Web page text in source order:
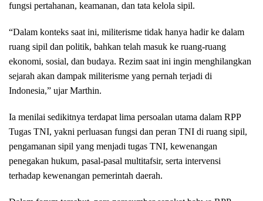
fungsi pertahanan, keamanan, dan tata kelola sipil.
“Dalam konteks saat ini, militerisme tidak hanya hadir ke dalam
ruang sipil dan politik, bahkan telah masuk ke ruang-ruang
ekonomi, sosial, dan budaya. Rezim saat ini ingin menghilangkan
sejarah akan dampak militerisme yang pernah terjadi di
Indonesia,” ujar Marthin.
Ia menilai sedikitnya terdapat lima persoalan utama dalam RPP
Tugas TNI, yakni perluasan fungsi dan peran TNI di ruang sipil,
pengamanan sipil yang menjadi tugas TNI, kewenangan
penegakan hukum, pasal-pasal multitafsir, serta intervensi
terhadap kewenangan pemerintah daerah.